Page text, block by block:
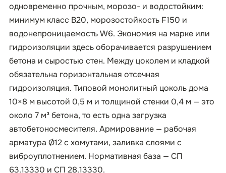
одновременно прочным, морозо- и водостойким:
минимум класс B20, морозостойкость F150 и
водонепроницаемость W6. Экономия на марке или
гидроизоляции здесь оборачивается разрушением
бетона и сыростью стен. Между цоколем и кладкой
обязательна горизонтальная отсечная
гидроизоляция. Типовой монолитный цоколь дома
10×8 м высотой 0,5 м и толщиной стенки 0,4 м — это
около 7 м³ бетона, то есть одна загрузка
автобетоносмесителя. Армирование — рабочая
арматура Ø12 с хомутами, заливка слоями с
виброуплотнением. Нормативная база — СП
63.13330 и СП 28.13330.